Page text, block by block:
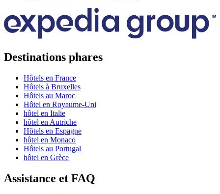
Destinations phares
Hôtels en France
Hôtels à Bruxelles
Hôtels au Maroc
Hôtel en Royaume-Uni
hôtel en Italie
hôtel en Autriche
Hôtels en Espagne
hôtel en Monaco
Hôtels au Portugal
hôtel en Grèce
Assistance et FAQ